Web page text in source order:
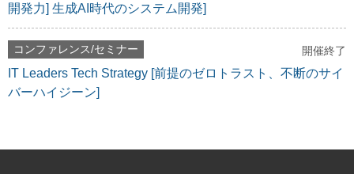
開発力] 生成AI時代のシステム開発]
コンファレンス/セミナー 開催終了
IT Leaders Tech Strategy [前提のゼロトラスト、不断のサイ
バーハイジーン]